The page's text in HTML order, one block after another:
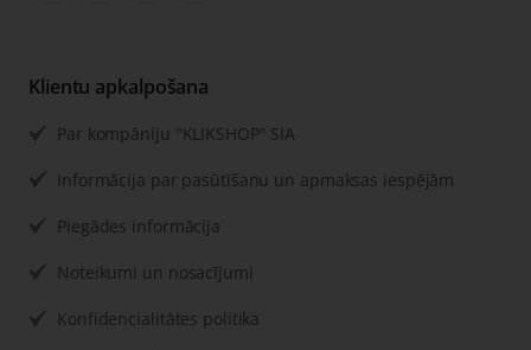
Klientu apkalpošana
Par kompāniju "KLIKSHOP" SIA
Informācija par pasūtīšanu un apmaksas iespējām
Piegādes informācija
Noteikumi un nosacījumi
Konfidencialitātes politika